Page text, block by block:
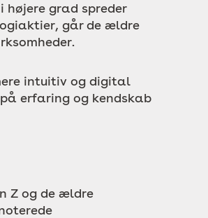
højere grad spreder
går de ældre
intuitiv og digital
erfaring og kendskab
Z og de ældre